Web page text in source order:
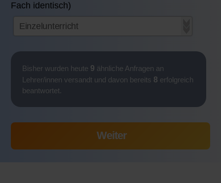
Fach identisch)
Bisher wurden heute 9 ähnliche Anfragen an
Lehrer/innen versandt und davon bereits 8 erfolgreich
beantwortet.